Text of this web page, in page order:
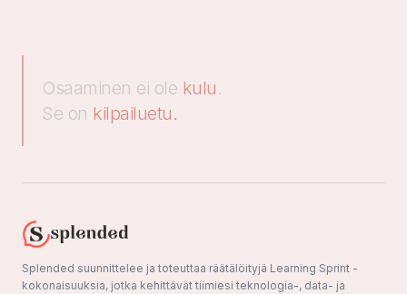
Osaaminen ei ole kulu.
Se on kilpailuetu.
Splended suunnittelee ja toteuttaa räätälöityjä Learning Sprint -
kokonaisuuksia, jotka kehittävät tiimiesi teknologia-, data- ja